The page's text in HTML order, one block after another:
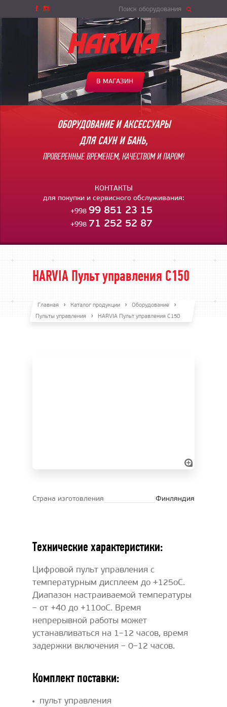
Поиск оборудования
В МАГАЗИН
ОБОРУДОВАНИЕ И АКСЕССУАРЫ
ДЛЯ САУН И БАНЬ,
ПРОВЕРЕННЫЕ ВРЕМЕНЕМ, КАЧЕСТВОМ И ПАРОМ!
КОНТАКТЫ
для покупки и сервисного обслуживания:
+998 99 851 23 15
+998 71 252 52 87
HARVIA Пульт управления C150
Главная Каталог продукции
Оборудование
Пульты управления
HARVIA Пульт управления C150
Страна изготовления Финляндия
Технические характеристики:
Цифровой пульт управления с
температурным дисплеем до +125oC.
Диапазон настраиваемой температуры
– от +40 до +110oC. Время
непрерывной работы может
устанавливаться на 1–12 часов, время
задержки включения – 0–12 часов.
Комплект поставки:
пульт управления